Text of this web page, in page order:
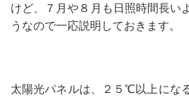
けど、７月や８月も日照時間長い
うなので一応説明しておきます。
太陽光パネルは、２５℃以上にな